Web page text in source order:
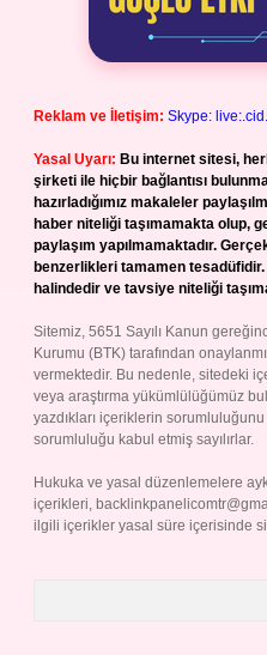
Reklam ve İletişim: Skype:
Yasal Uyarı: Bu internet sitesi,
şirketi ile hiçbir bağlantısı
hazırladığımız makaleler
haber niteliği taşımamakta olup,
paylaşım yapılmamaktadır.
benzerlikleri tamamen
halindedir ve tavsiye niteliği
Sitemiz, 5651 Sayılı Kanun
Kurumu (BTK) tarafından
vermektedir. Bu nedenle, sitedeki
veya araştırma yükümlülüğümüz
yazdıkları içeriklerin
sorumluluğu kabul etmiş sayılırlar.
Hukuka ve yasal düzenlemelere
içerikleri,
ilgili içerikler yasal süre içerisinde